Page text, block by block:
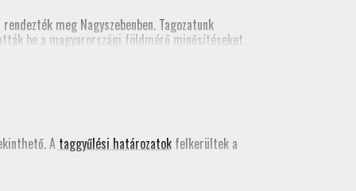
meg Nagyszebenben. Tagozatunk
be a magyarországi földmérő minősítéseket.
A taggyűlési határozatokfelkerültek a